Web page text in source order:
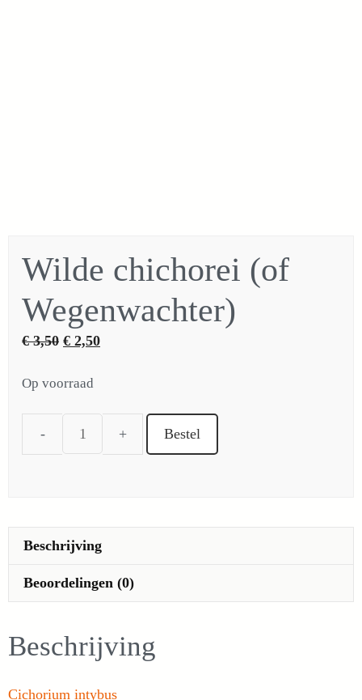
Wilde chichorei (of
Wegenwachter)
€3,50 Oorspronkelijke
was:
€ 2,50Huidige
Op voorraad
Wilde
aantal
Bestel
Beschrijving
Beoordelingen (0)
Beschrijving
Cichorium intybus